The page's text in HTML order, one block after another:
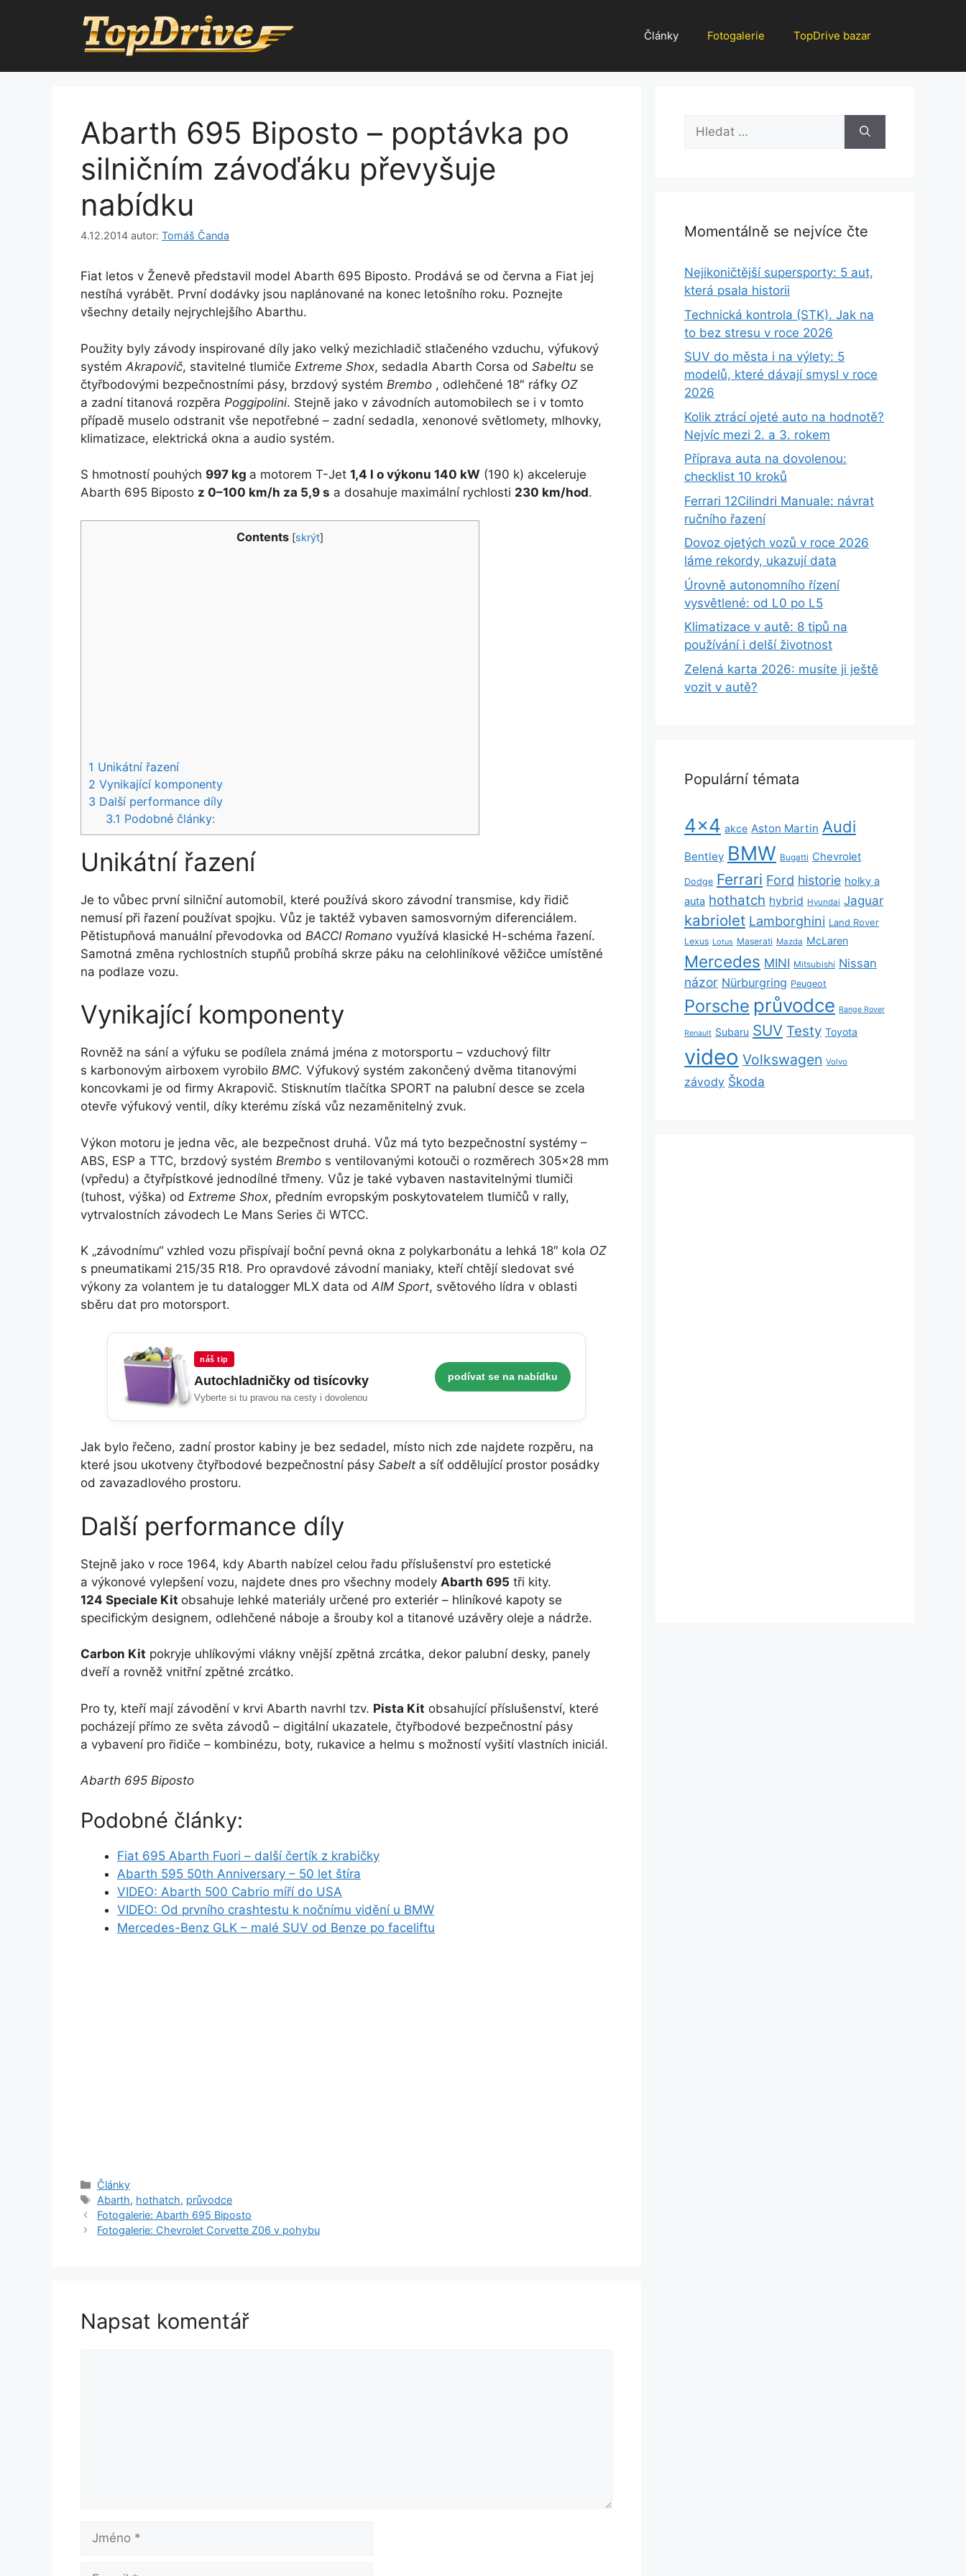
Články Fotogalerie TopDrive bazar
Abarth 695 Biposto – poptávka po
silničním závoďáku převyšuje
nabídku
4.12.2014 autor: Tomáš Čanda
Fiat letos v Ženevě představil model Abarth 695 Biposto. Prodává se od června a Fiat jej
nestíhá vyrábět. První dodávky jsou naplánované na konec letošního roku. Poznejte
všechny detaily nejrychlejšího Abarthu.
Použity byly závody inspirované díly jako velký mezichladič stlačeného vzduchu, výfukový
systém Akrapovič, stavitelné tlumiče Extreme Shox, sedadla Abarth Corsa od Sabeltu se
čtyřbodovými bezpečnostními pásy, brzdový systém Brembo , odlehčené 18″ ráfky OZ
a zadní titanová rozpěra Poggipolini. Stejně jako v závodních automobilech se i v tomto
případě muselo odstranit vše nepotřebné – zadní sedadla, xenonové světlomety, mlhovky,
klimatizace, elektrická okna a audio systém.
S hmotností pouhých 997 kg a motorem T-Jet 1,4 l o výkonu 140 kW (190 k) akceleruje
Abarth 695 Biposto z 0–100 km/h za 5,9 s a dosahuje maximální rychlosti 230 km/hod.
Contents [skrýt]
1 Unikátní řazení
2 Vynikající komponenty
3 Další performance díly
3.1 Podobné články:
Unikátní řazení
Je to vůbec první silniční automobil, které používá skoro závodní transmise, kdy řidič
nemusí při řazení používat spojku. Vůz je taktéž vybaven samosvorným diferenciálem.
Pětistupňová manuální převodovka od BACCI Romano využívá klasické H-schéma řazení.
Samotná změna rychlostních stupňů probíhá skrze páku na celohliníkové věžičce umístěné
na podlaze vozu.
Vynikající komponenty
Rovněž na sání a výfuku se podílela známá jména z motorsportu – vzduchový filtr
s karbonovým airboxem vyrobilo BMC. Výfukový systém zakončený dvěma titanovými
koncovkami je od firmy Akrapovič. Stisknutím tlačítka SPORT na palubní desce se zcela
otevře výfukový ventil, díky kterému získá vůz nezaměnitelný zvuk.
Výkon motoru je jedna věc, ale bezpečnost druhá. Vůz má tyto bezpečnostní systémy –
ABS, ESP a TTC, brzdový systém Brembo s ventilovanými kotouči o rozměrech 305×28 mm
(vpředu) a čtyřpístkové jednodílné třmeny. Vůz je také vybaven nastavitelnými tlumiči
(tuhost, výška) od Extreme Shox, předním evropským poskytovatelem tlumičů v rally,
vytrvalostních závodech Le Mans Series či WTCC.
K „závodnímu“ vzhled vozu přispívají boční pevná okna z polykarbonátu a lehká 18″ kola OZ
s pneumatikami 215/35 R18. Pro opravdové závodní maniaky, kteří chtějí sledovat své
výkony za volantem je tu datalogger MLX data odAIM Sport, světového lídra v oblasti
sběru dat pro motorsport.
náš tip
Autochladničky od tisícovky
Vyberte si tu pravou na cesty i dovolenou
podívat se na nabídku
Jak bylo řečeno, zadní prostor kabiny je bez sedadel, místo nich zde najdete rozpěru, na
které jsou ukotveny čtyřbodové bezpečnostní pásy Sabelt a síť oddělující prostor posádky
od zavazadlového prostoru.
Další performance díly
Stejně jako v roce 1964, kdy Abarth nabízel celou řadu příslušenství pro estetické
a výkonové vylepšení vozu, najdete dnes pro všechny modely Abarth 695 tři kity.
124 Speciale Kit obsahuje lehké materiály určené pro exteriér – hliníkové kapoty se
specifickým designem, odlehčené náboje a šrouby kol a titanové uzávěry oleje a nádrže.
Carbon Kit pokryje uhlíkovými vlákny vnější zpětná zrcátka, dekor palubní desky, panely
dveří a rovněž vnitřní zpětné zrcátko.
Pro ty, kteří mají závodění v krvi Abarth navrhl tzv. Pista Kit obsahující příslušenství, které
pocházejí přímo ze světa závodů – digitální ukazatele, čtyřbodové bezpečnostní pásy
a vybavení pro řidiče – kombinézu, boty, rukavice a helmu s možností vyšití vlastních iniciál.
Abarth 695 Biposto
Podobné články:
Fiat 695 Abarth Fuori – další čertík z krabičky
Abarth 595 50th Anniversary – 50 let štíra
VIDEO: Abarth 500 Cabrio míří do USA
VIDEO: Od prvního crashtestu k nočnímu vidění u BMW
Mercedes-Benz GLK – malé SUV od Benze po faceliftu
Rubriky
Články
Štítky
Abarth, hothatch, průvodce
Fotogalerie: Abarth 695 Biposto
Fotogalerie: Chevrolet Corvette Z06 v pohybu
Napsat komentář
Jméno
Hledat:
Momentálně se nejvíce čte
Nejikoničtější supersporty: 5 aut,
která psala historii
Technická kontrola (STK). Jak na
to bez stresu v roce 2026
SUV do města i na výlety: 5
modelů, které dávají smysl v roce
2026
Kolik ztrácí ojeté auto na hodnotě?
Nejvíc mezi 2. a 3. rokem
Příprava auta na dovolenou:
checklist 10 kroků
Ferrari 12Cilindri Manuale: návrat
ručního řazení
Dovoz ojetých vozů v roce 2026
láme rekordy, ukazují data
Úrovně autonomního řízení
vysvětlené: od L0 po L5
Klimatizace v autě: 8 tipů na
používání i delší životnost
Zelená karta 2026: musíte ji ještě
vozit v autě?
Populární témata
4x4 akce Aston Martin Audi
Bentley BMW Bugatti Chevrolet
Dodge Ferrari Ford historie holky a
auta hothatch hybrid Hyundai Jaguar
kabriolet Lamborghini Land Rover
Lexus Lotus Maserati Mazda McLaren
Mercedes MINI Mitsubishi Nissan
názor Nürburgring Peugeot
Porsche průvodce Range Rover
Renault Subaru SUV Testy Toyota
video Volkswagen Volvo
závody Škoda